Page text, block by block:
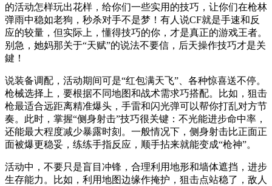
的活动怎样玩出花样，给你们一些实用的技巧，让你们在枪林
弹雨中稳如老狗，秒杀对手不是梦！有人说CF就是手速和反
应的较量，但实际上，懂得技巧的你，才是真正的游戏王者。
别急，她妈那关于“天赋”的说法不要信，后天操作技巧才是关
鍵！
说装备调配，活动期间可是“红包满天飞”、各种惊喜送不停。
枪械选择上，要根据不同地图和战术需求巧搭配。比如，狙击
枪最适合远距离精准爆头，手雷和闪光弹可以帮你打乱对方节
奏。此时，掌握“侧身射击”技巧很关键：不光能进步命中率，
还能最大程度减少暴露时刻。一般情况下，侧身射击比正面正
面被爆更稳妥，练练手指反应，顺手拈来就能变成“枪神”。
活动中，不要只是盲目冲锋，合理利用地形和墙体遮挡，进步
生存能力。比如，利用地图边缘作掩护，狙击点站稳了，敌人